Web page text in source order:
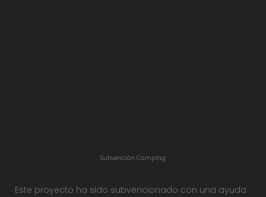
Subvención Camping
Este proyecto ha sido subvencionado con una ayuda